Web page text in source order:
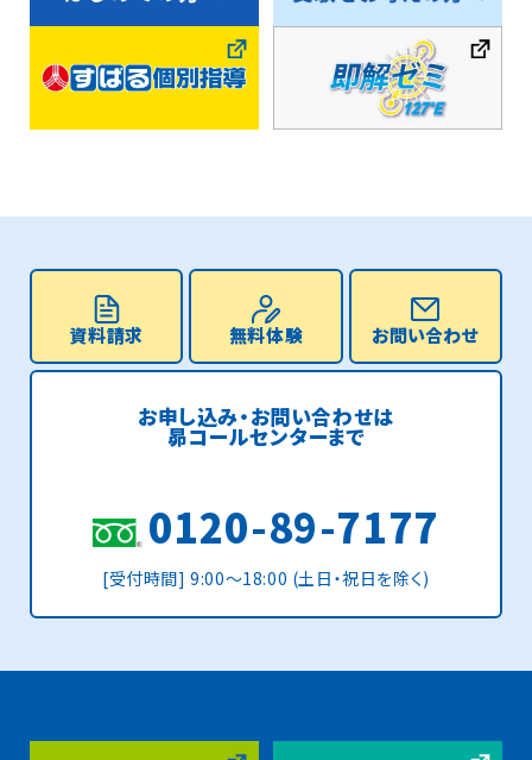
資料請求 無料体験 お問い合わせ
お申し込み・お問い合わせは
昴コールセンターまで
0120-89-7177
[受付時間] 9:00〜18:00 (土日・祝日を除く)